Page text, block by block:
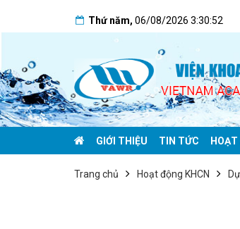
Thứ năm, 06/08/2026 3:30:52
GIỚI THIỆU TIN TỨC
Trang chủ Hoạt động KHCN